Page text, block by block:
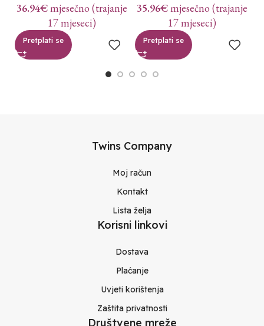
36.94€mjesečno (trajanje
17 mjeseci)
Pretplati se
35.96€mjesečno (trajanje
17 mjeseci)
Pretplati se
Twins Company
Moj račun
Kontakt
Lista želja
Korisni linkovi
Dostava
Plaćanje
Uvjeti korištenja
Zaštita privatnosti
Društvene mreže